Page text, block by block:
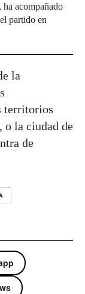
acompañado
partido en
la
territorios
o la ciudad de
de